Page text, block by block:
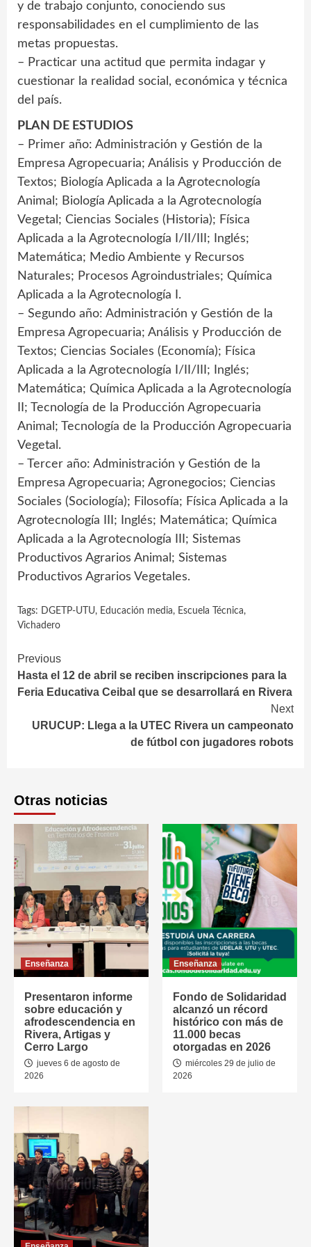
y de trabajo conjunto, conociendo sus
responsabilidades en el cumplimiento de las
metas propuestas.
– Practicar una actitud que permita indagar y
cuestionar la realidad social, económica y técnica
del país.
PLAN DE ESTUDIOS
– Primer año: Administración y Gestión de la
Empresa Agropecuaria; Análisis y Producción de
Textos; Biología Aplicada a la Agrotecnología
Animal; Biología Aplicada a la Agrotecnología
Vegetal; Ciencias Sociales (Historia); Física
Aplicada a la Agrotecnología I/II/III; Inglés;
Matemática; Medio Ambiente y Recursos
Naturales; Procesos Agroindustriales; Química
Aplicada a la Agrotecnología I.
– Segundo año: Administración y Gestión de la
Empresa Agropecuaria; Análisis y Producción de
Textos; Ciencias Sociales (Economía); Física
Aplicada a la Agrotecnología I/II/III; Inglés;
Matemática; Química Aplicada a la Agrotecnología
II; Tecnología de la Producción Agropecuaria
Animal; Tecnología de la Producción Agropecuaria
Vegetal.
– Tercer año: Administración y Gestión de la
Empresa Agropecuaria; Agronegocios; Ciencias
Sociales (Sociología); Filosofía; Física Aplicada a la
Agrotecnología III; Inglés; Matemática; Química
Aplicada a la Agrotecnología III; Sistemas
Productivos Agrarios Animal; Sistemas
Productivos Agrarios Vegetales.
Tags: DGETP-UTU, Educación media, Escuela Técnica,
Vichadero
Continue
Reading
Previous
Hasta el 12 de abril se reciben inscripciones para la
Feria Educativa Ceibal que se desarrollará en Rivera
Next
URUCUP: Llega a la UTEC Rivera un campeonato
de fútbol con jugadores robots
Otras noticias
Enseñanza
Presentaron informe
sobre educación y
afrodescendencia en
Rivera, Artigas y
Cerro Largo
jueves 6 de agosto de
2026
Enseñanza
Fondo de Solidaridad
alcanzó un récord
histórico con más de
11.000 becas
otorgadas en 2026
miércoles 29 de julio de
2026